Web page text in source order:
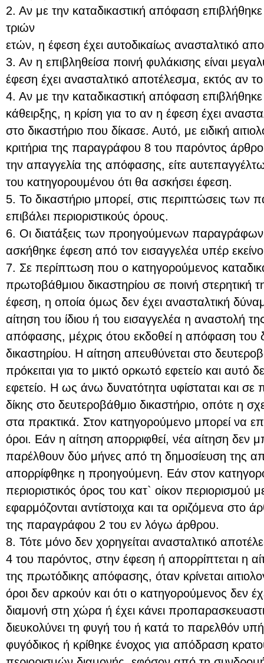
2. Αν με την καταδικαστική απόφαση
τριών
ετών, η έφεση έχει αυτοδικαίως ανασταλτικό
3. Αν η επιβληθείσα ποινή φυλάκισης είναι
έφεση έχει ανασταλτικό αποτέλεσμα, εκτός αν το
4. Αν με την καταδικαστική απόφαση
κάθειρξης, η κρίση για το αν η έφεση έχει
στο δικαστήριο που δίκασε. Αυτό, με ειδική
κριτήρια της παραγράφου 8 του παρόντος
την απαγγελία της απόφασης, είτε
του κατηγορουμένου ότι θα ασκήσει έφεση.
5. Το δικαστήριο μπορεί, στις περιπτώσεις
επιβάλει περιοριστικούς όρους.
6. Οι διατάξεις των προηγούμενων παραγράφων
ασκήθηκε έφεση από τον εισαγγελέα υπέρ
7. Σε περίπτωση που ο κατηγορούμενος
πρωτοβάθμιου δικαστηρίου σε ποινή στερητική
έφεση, η οποία όμως δεν έχει ανασταλτική
αίτηση του ίδιου ή του εισαγγελέα η αναστολή
απόφασης, μέχρις ότου εκδοθεί η απόφαση του
δικαστηρίου. Η αίτηση απευθύνεται στο
πρόκειται για το μικτό ορκωτό εφετείο και αυτό
εφετείο. Η ως άνω δυνατότητα υφίσταται και
δίκης στο δευτεροβάθμιο δικαστήριο, οπότε η
στα πρακτικά. Στον κατηγορούμενο μπορεί να
όροι. Εάν η αίτηση απορριφθεί, νέα αίτηση δεν
παρέλθουν δύο μήνες από τη δημοσίευση της
απορρίφθηκε η προηγούμενη. Εάν στον
περιοριστικός όρος του κατ` οίκον περιορισμού
εφαρμόζονται αντίστοιχα και τα οριζόμενα στο
της παραγράφου 2 του εν λόγω άρθρου.
8. Τότε μόνο δεν χορηγείται ανασταλτικό
4 του παρόντος, στην έφεση ή απορρίπτεται η
της πρωτόδικης απόφασης, όταν κρίνεται
όροι δεν αρκούν και ότι ο κατηγορούμενος δεν
διαμονή στη χώρα ή έχει κάνει
διευκολύνει τη φυγή του ή κατά το παρελθόν
φυγόδικος ή κρίθηκε ένοχος για απόδραση